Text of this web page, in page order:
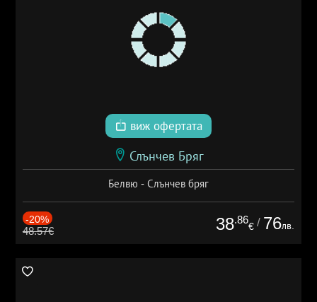
виж офертата
Слънчев Бряг
Белвю - Слънчев бряг
-20%
48.57€ 38.86
€ / 76лв.